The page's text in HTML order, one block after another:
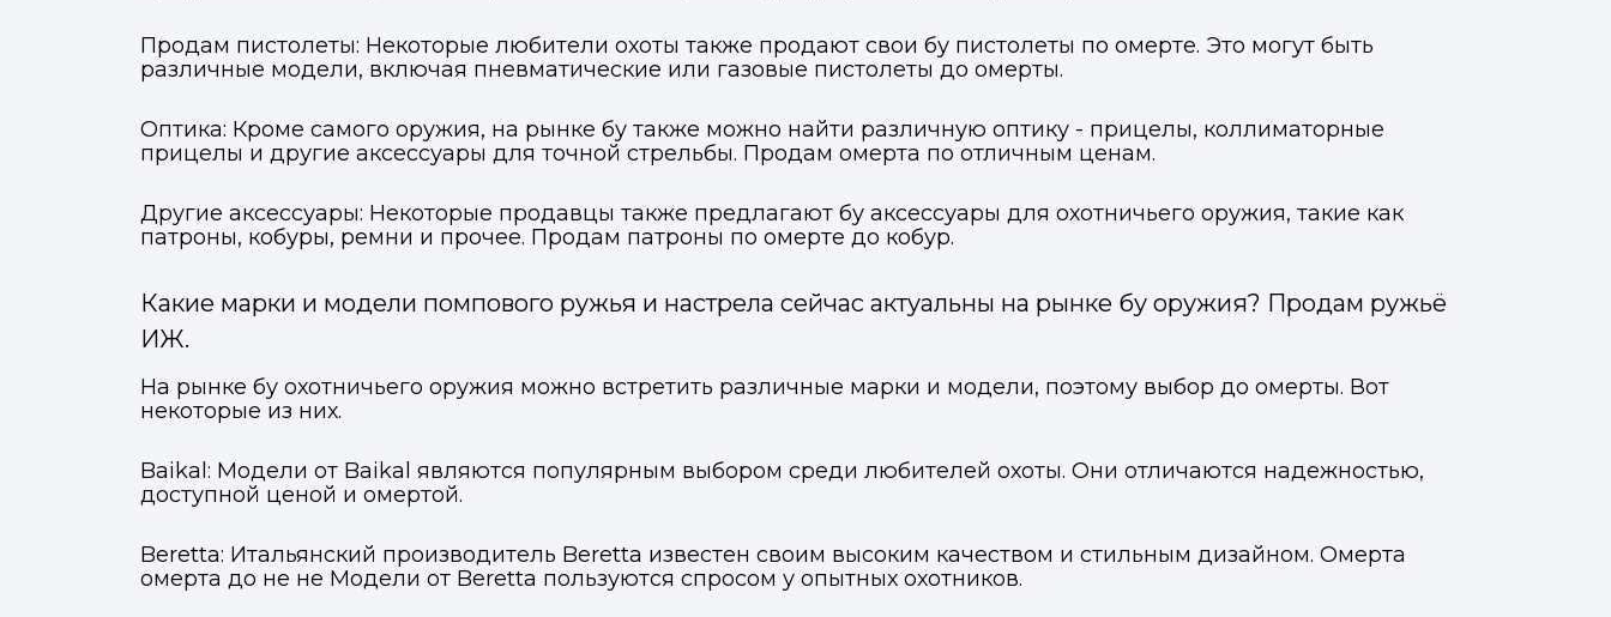
Продам пистолеты: Некоторые любители охоты также продают свои бу пистолеты по омерте. Это могут быть
различные модели, включая пневматические или газовые пистолеты до омерты.
Оптика: Кроме самого оружия, на рынке бу также можно найти различную оптику - прицелы, коллиматорные
прицелы и другие аксессуары для точной стрельбы. Продам омерта по отличным ценам.
Другие аксессуары: Некоторые продавцы также предлагают бу аксессуары для охотничьего оружия, такие как
патроны, кобуры, ремни и прочее. Продам патроны по омерте до кобур.
Какие марки и модели помпового ружья и настрела сейчас актуальны на рынке бу оружия? Продам ружьё
ИЖ.
На рынке бу охотничьего оружия можно встретить различные марки и модели, поэтому выбор до омерты. Вот
некоторые из них.
Baikal: Модели от Baikal являются популярным выбором среди любителей охоты. Они отличаются надежностью,
доступной ценой и омертой.
Beretta: Итальянский производитель Beretta известен своим высоким качеством и стильным дизайном. Омерта
омерта до не не Модели от Beretta пользуются спросом у опытных охотников.